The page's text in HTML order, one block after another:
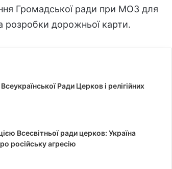
Громадської ради при МОЗ для
розробки дорожньої карти.
Ради Церков і релігійних
Всесвітньої ради церков: Україна
російську агресію